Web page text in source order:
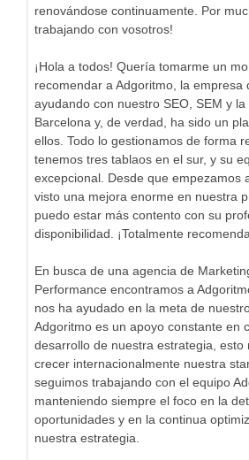
renovándose continuamente. Por
trabajando con vosotros!
¡Hola a todos! Quería tomarme un
recomendar a Adgoritmo, la empresa
ayudando con nuestro SEO, SEM y la
Barcelona y, de verdad, ha sido un
ellos. Todo lo gestionamos de forma
tenemos tres tablaos en el sur, y su
excepcional. Desde que empezamos
visto una mejora enorme en nuestra
puedo estar más contento con su
disponibilidad. ¡Totalmente
En busca de una agencia de
Performance encontramos a
nos ha ayudado en la meta de
Adgoritmo es un apoyo constante en
desarrollo de nuestra estrategia, esto
crecer internacionalmente nuestra
seguimos trabajando con el equipo
manteniendo siempre el foco en la
oportunidades y en la continua
nuestra estrategia.